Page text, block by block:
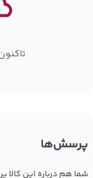
پرسش‌ها
شما هم درباره این